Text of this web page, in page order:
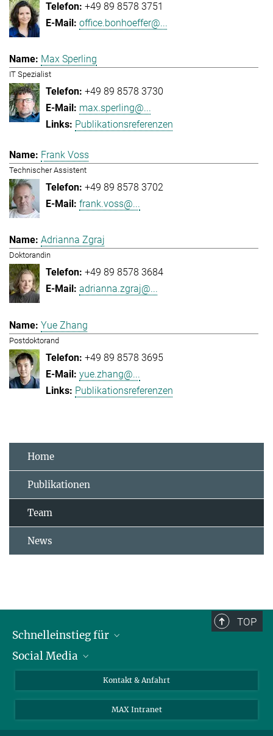
+49 89 8578 3751
office.bonhoeffer@...
Max Sperling
IT Spezialist
+49 89 8578 3730
max.sperling@...
Publikationsreferenzen
Frank Voss
Technischer Assistent
+49 89 8578 3702
frank.voss@...
Adrianna Zgraj
Doktorandin
+49 89 8578 3684
adrianna.zgraj@...
Yue Zhang
Postdoktorand
+49 89 8578 3695
yue.zhang@...
Publikationsreferenzen
Home
Publikationen
Team
News
TOP
Schnelleinstieg für
Journalist*innen
Social Media
LinkedIn
Kontakt & Anfahrt
MAX Intranet